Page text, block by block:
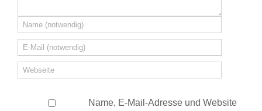
Name, E-Mail-Adresse und Website